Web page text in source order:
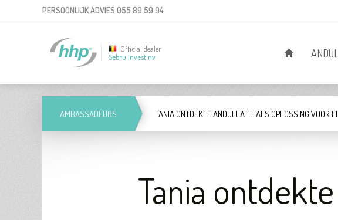
PERSOONLIJK ADVIES 055 89 59 94
Official dealer
Sebru Invest nv
AMBASSADEURS TANIA ONTDEKTE ANDULLATIE ALS OPLOSSING VOOR
Tania